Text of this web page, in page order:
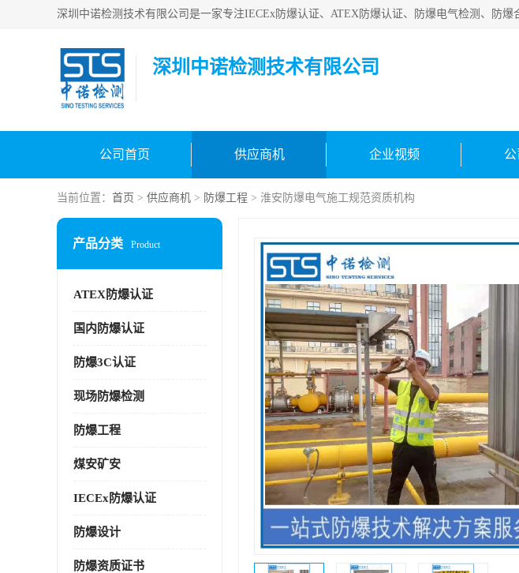
深圳中诺检测技术有限公司
公司首页 供应商机 企业视频
当前位置： 首页 > 供应商机 > 防爆工程 > 淮安防爆电气施工规范资质机构
产品分类 Product
ATEX防爆认证
国内防爆认证
防爆3C认证
现场防爆检测
防爆工程
煤安矿安
IECEx防爆认证
防爆设计
防爆资质证书